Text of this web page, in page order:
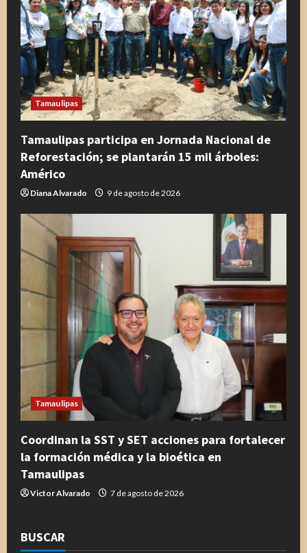
Tamaulipas
Tamaulipas participa en Jornada Nacional de
Reforestación; se plantarán 15 mil árboles:
Américo
Diana Alvarado 9 de agosto de 2026
Tamaulipas
Coordinan la SST y SET acciones para fortalecer
la formación médica y la bioética en
Tamaulipas
Victor Alvarado 7 de agosto de 2026
BUSCAR